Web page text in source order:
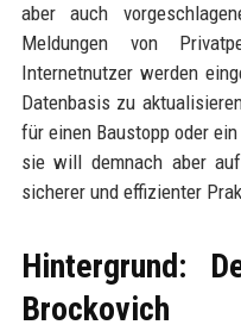
aber auch
Meldungen von
Internetnutzer werden
Datenbasis zu
für einen Baustopp oder
sie will demnach aber
sicherer und effizienter
Hintergrund:
Brockovich